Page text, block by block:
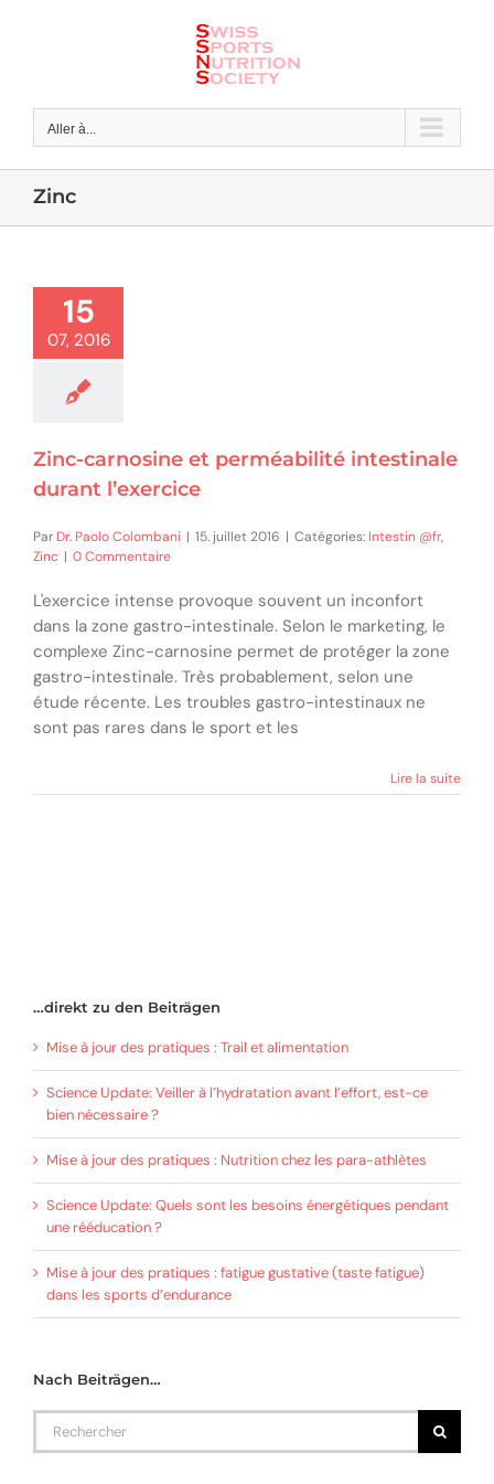
Aller à...
Zinc
15
07, 2016
Zinc-carnosine et perméabilité intestinale
durant l’exercice
Par Dr. Paolo Colombani | 15. juillet 2016 | Catégories: Intestin @fr,
Zinc | 0 Commentaire
L'exercice intense provoque souvent un inconfort
dans la zone gastro-intestinale. Selon le marketing, le
complexe Zinc-carnosine permet de protéger la zone
gastro-intestinale. Très probablement, selon une
étude récente. Les troubles gastro-intestinaux ne
sont pas rares dans le sport et les
Lire la suite
…direkt zu den Beiträgen
Mise à jour des pratiques : Trail et alimentation
Science Update: Veiller à l’hydratation avant l’effort, est-ce
bien nécessaire ?
Mise à jour des pratiques : Nutrition chez les para-athlètes
Science Update: Quels sont les besoins énergétiques pendant
une rééducation ?
Mise à jour des pratiques : fatigue gustative (taste fatigue)
dans les sports d’endurance
Nach Beiträgen…
Rechercher